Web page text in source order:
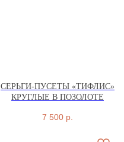
СЕРЬГИ-ПУСЕТЫ «ТИФЛИС»
КРУГЛЫЕ В ПОЗОЛОТЕ
7 500 р.